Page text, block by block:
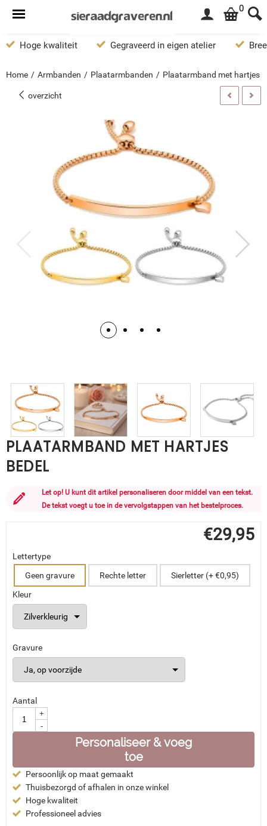
0
Hoge kwaliteit Gegraveerd in eigen atelier
Home / Armbanden / Plaatarmbanden / Plaatarmband met hartjes
overzicht
PLAATARMBAND MET HARTJES
BEDEL
Let op! U kunt dit artikel personaliseren door middel van een tekst.
De tekst voegt u toe in de vervolgstappen van het bestelproces.
€29,95
Lettertype
Geen gravure
Rechte letter
Sierletter (+ €0,95)
Kleur
Gravure
Aantal
+
-
Personaliseer & voeg
toe
Persoonlijk op maat gemaakt
Thuisbezorgd of afhalen in onze winkel
Hoge kwaliteit
Professioneel advies